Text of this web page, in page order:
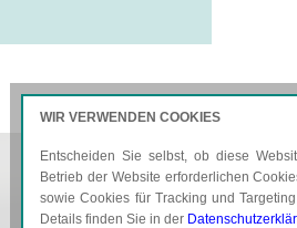
AKTUELLES
WIR VERWENDEN COOKIES
Entscheiden Sie selbst, ob diese
Betrieb der Website erforderlichen
sowie Cookies für Tracking und
Details finden Sie in der